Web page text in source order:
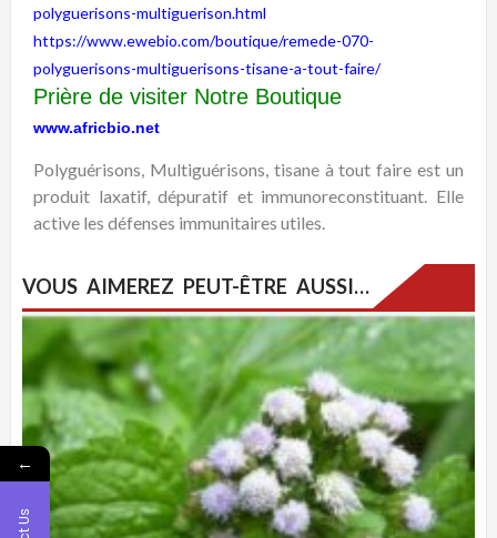
polyguerisons-multiguerison.html
https://www.ewebio.com/boutique/remede-070-
polyguerisons-multiguerisons-tisane-a-tout-faire/
Prière de visiter Notre Boutique
www.africbio.net
Polyguérisons, Multiguérisons, tisane à tout faire est un
produit laxatif, dépuratif et immunoreconstituant. Elle
active les défenses immunitaires utiles.
VOUS AIMEREZ PEUT-ÊTRE AUSSI…
←